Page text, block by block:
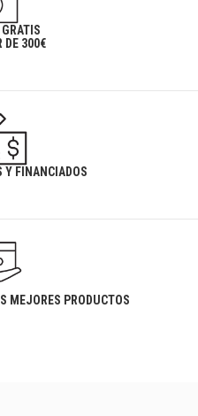
DE 300€
Y FINANCIADOS
MEJORES PRODUCTOS